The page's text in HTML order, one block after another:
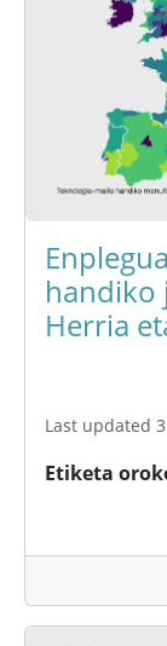
handiko
Herria
Last updated
Etiketa